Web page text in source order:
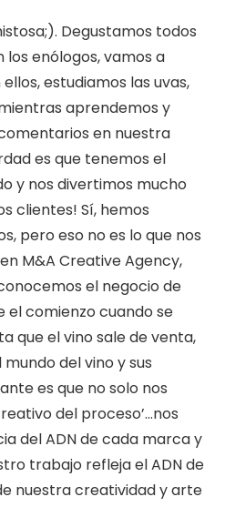
Degustamos todos
los enólogos, vamos a
estudiamos las uvas,
aprendemos y
en nuestra
es que tenemos el
y nos divertimos mucho
clientes! Sí, hemos
pero eso no es lo que nos
M&A Creative Agency,
el negocio de
el comienzo cuando se
que el vino sale de venta,
del vino y sus
es que no solo nos
del proceso’…nos
del ADN de cada marca y
trabajo refleja el ADN de
nuestra creatividad y arte